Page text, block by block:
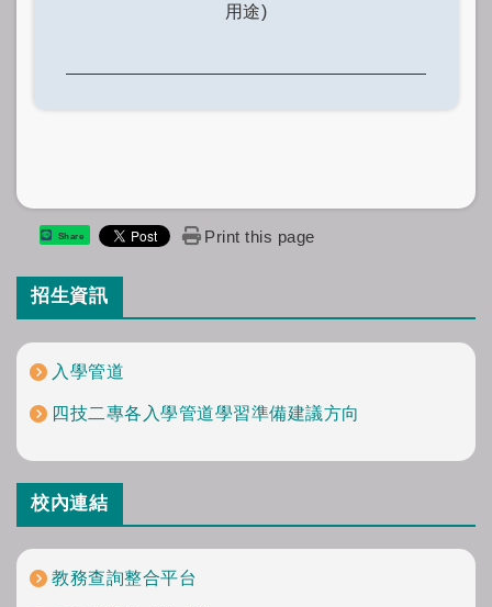
用途)
Share Print this page
招生資訊
入學管道
四技二專各入學管道學習準備建議方向
校內連結
教務查詢整合平台